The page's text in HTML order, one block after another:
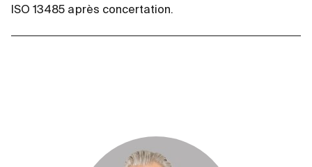
ISO 13485 après concertation.